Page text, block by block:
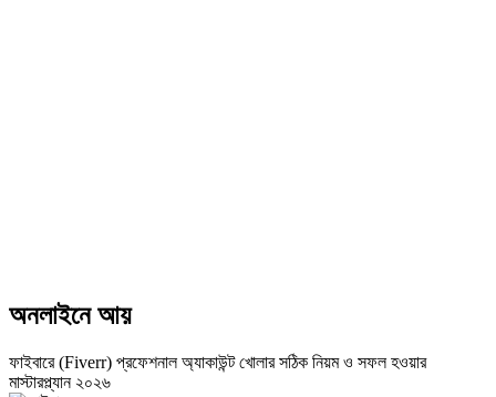
অনলাইনে আয়
ফাইবারে (Fiverr) প্রফেশনাল অ্যাকাউন্ট খোলার সঠিক নিয়ম ও সফল হওয়ার
মাস্টারপ্ল্যান ২০২৬